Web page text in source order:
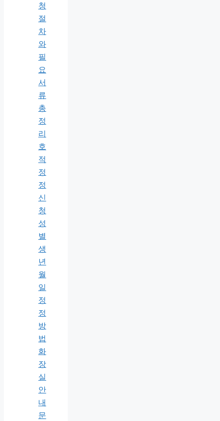
청
절
차
와
필
요
서
류
총
정
리
호
적
정
정
신
청
성
별
생
년
월
일
정
정
방
법
화
장
실
안
내
문